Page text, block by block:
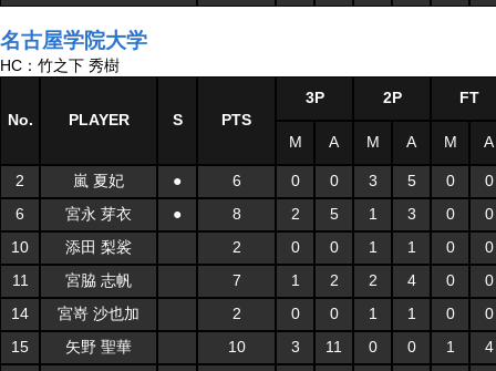
名古屋学院大学
HC：竹之下 秀樹
No. PLAYER S PTS
3P 2P FT
M A M A M A
2 嵐 夏妃 ● 6 0 0 3 5 0
0
6
宮永 芽衣 ● 8 2 5 1 3 0
0
10
添田 梨裟 2 0 0 1 1 0
0
11
宮脇 志帆 7 1 2 2 4 0
0
14
宮嵜 沙也加 2 0 0 1 1 0
0
15
矢野 聖華 10 3 11 0 0 1
4